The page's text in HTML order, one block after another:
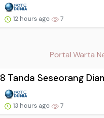
12 hours ago 7
Portal Warta
8 Tanda Seseorang
13 hours ago 7